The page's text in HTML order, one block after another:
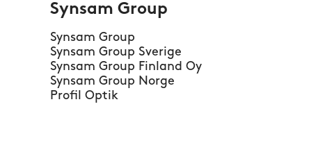
Synsam Group
Synsam Group
Synsam Group Sverige
Synsam Group Finland Oy
Synsam Group Norge
Profil Optik